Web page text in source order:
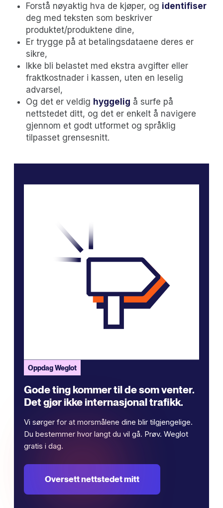
Forstå nøyaktig hva de kjøper, og identifiser
deg med teksten som beskriver
produktet/produktene dine,
Er trygge på at betalingsdataene deres er
sikre,
Ikke bli belastet med ekstra avgifter eller
fraktkostnader i kassen, uten en leselig
advarsel,
Og det er veldig hyggelig å surfe på
nettstedet ditt, og det er enkelt å navigere
gjennom et godt utformet og språklig
tilpasset grensesnitt.
Oppdag Weglot
Gode ​​ting kommer til de som venter.
Det gjør ikke internasjonal trafikk.
Vi sørger for at morsmålene dine blir tilgjengelige.
Du bestemmer hvor langt du vil gå. Prøv. Weglot
gratis i dag.
Oversett nettstedet mitt